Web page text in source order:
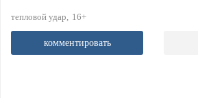
тепловой удар 16+
комментировать